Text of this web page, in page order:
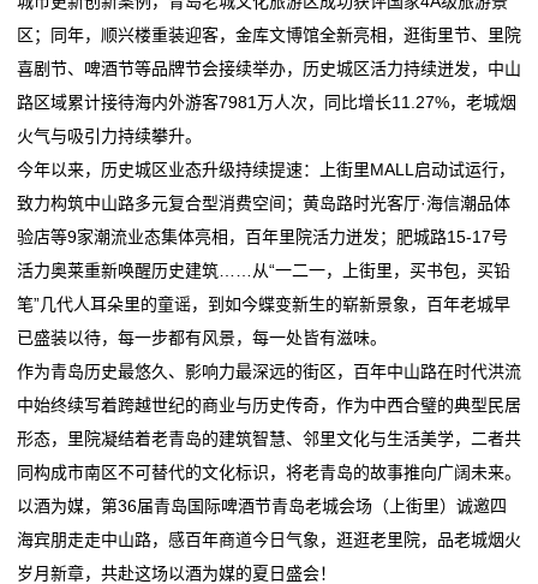
区；同年，顺兴楼重装迎客，金库文博馆全新亮相，逛街里节、里院
喜剧节、啤酒节等品牌节会接续举办，历史城区活力持续迸发，中山
路区域累计接待海内外游客7981万人次，同比增长11.27%，老城烟
火气与吸引力持续攀升。
今年以来，历史城区业态升级持续提速：上街里MALL启动试运行，
致力构筑中山路多元复合型消费空间；黄岛路时光客厅·海信潮品体
验店等9家潮流业态集体亮相，百年里院活力迸发；肥城路15-17号
活力奥莱重新唤醒历史建筑……从“一二一，上街里，买书包，买铅
笔”几代人耳朵里的童谣，到如今蝶变新生的崭新景象，百年老城早
已盛装以待，每一步都有风景，每一处皆有滋味。
作为青岛历史最悠久、影响力最深远的街区，百年中山路在时代洪流
中始终续写着跨越世纪的商业与历史传奇，作为中西合璧的典型民居
形态，里院凝结着老青岛的建筑智慧、邻里文化与生活美学，二者共
同构成市南区不可替代的文化标识，将老青岛的故事推向广阔未来。
以酒为媒，第36届青岛国际啤酒节青岛老城会场（上街里）诚邀四
海宾朋走走中山路，感百年商道今日气象，逛逛老里院，品老城烟火
岁月新章，共赴这场以酒为媒的夏日盛会！